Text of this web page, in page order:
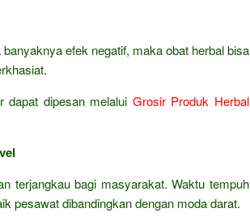
efek negatif, maka obat herbal bisa
dapat dipesan melalui Grosir Produk Herbal
terjangkau bagi masyarakat. Waktu tempuh
pesawat dibandingkan dengan moda darat.